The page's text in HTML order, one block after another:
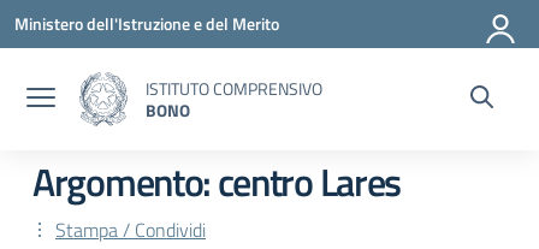
Vai ai contenuti
Vai al menu di navigazione
Vai al footer
Ministero dell'Istruzione e del Merito
ISTITUTO COMPRENSIVO
BONO
Argomento: centro Lares
Stampa / Condividi